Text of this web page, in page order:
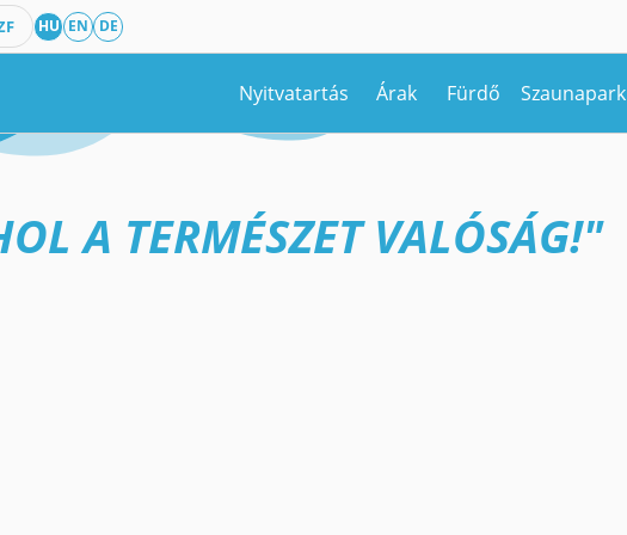
HU EN DE
Nyitvatartás Árak Fürdő Szaunapark
A TERMÉSZET VALÓSÁG!"